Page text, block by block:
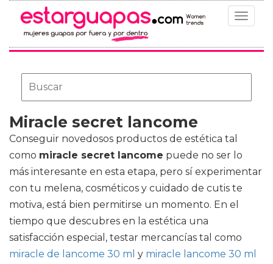
Toggle
Miracle secret lancome
Conseguir novedosos productos de estética tal
como miracle secret lancome puede no ser lo
más interesante en esta etapa, pero sí experimentar
con tu melena, cosméticos y cuidado de cutis te
motiva, está bien permitirse un momento. En el
tiempo que descubres en la estética una
satisfacción especial, testar mercancías tal como
miracle de lancome 30 ml y miracle lancome 30 ml